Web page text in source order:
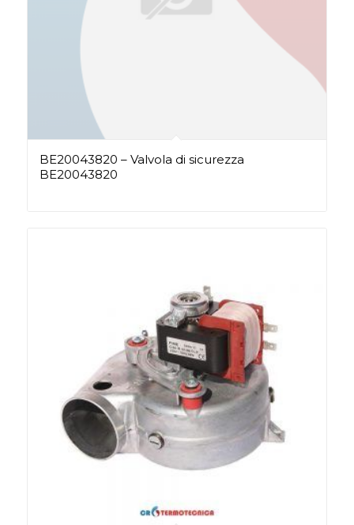
BE20043820 – Valvola di sicurezza
BE20043820